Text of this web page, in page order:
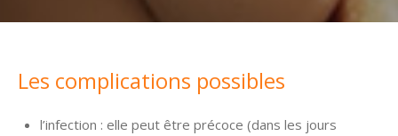
Les complications possibles
l’infection : elle peut être précoce (dans les jours